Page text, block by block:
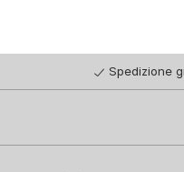
Spedizione